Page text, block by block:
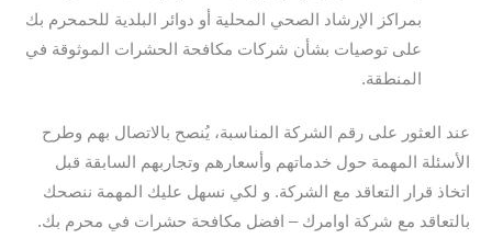
بمراكز الإرشاد الصحي المحلية أو دوائر البلدية للحمحرم بك
على توصيات بشأن شركات مكافحة الحشرات الموثوقة في
المنطقة.
عند العثور على رقم الشركة المناسبة، يُنصح بالاتصال بهم وطرح
الأسئلة المهمة حول خدماتهم وأسعارهم وتجاربهم السابقة قبل
اتخاذ قرار التعاقد مع الشركة. و لكي نسهل عليك المهمة ننصحك
بالتعاقد مع شركة اوامرك – افضل مكافحة حشرات في محرم بك.